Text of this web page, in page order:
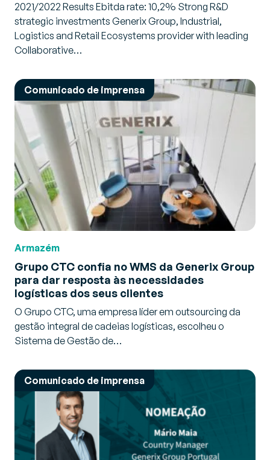
2021/2022 Results Ebitda rate: 10,2% Strong R&D
strategic investments Generix Group, Industrial,
Logistics and Retail Ecosystems provider with leading
Collaborative…
Comunicado de imprensa
Armazém
Grupo CTC confia no WMS da Generix Group
para dar resposta às necessidades
logísticas dos seus clientes
O Grupo CTC, uma empresa líder em outsourcing da
gestão integral de cadeias logísticas, escolheu o
Sistema de Gestão de…
Comunicado de imprensa